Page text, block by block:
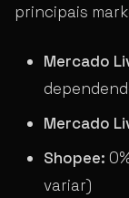
principais
Mercado
Mercado
Shopee:
variar)